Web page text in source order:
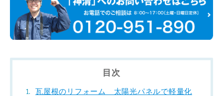
目次
瓦屋根のリフォーム 太陽光パネルで軽量化